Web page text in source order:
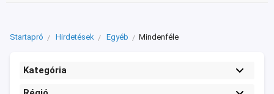
Startapró Hirdetések Egyéb Mindenféle
Kategória